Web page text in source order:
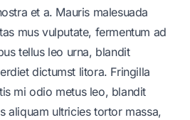
et a. Mauris malesuada
mus vulputate, fermentum ad
tellus leo urna, blandit
dictumst litora. Fringilla
mi odio metus leo, blandit
aliquam ultricies tortor massa,